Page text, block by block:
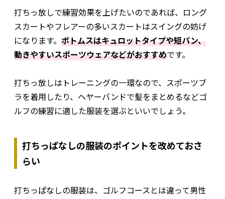
打ちっ放しで練習効果を上げたいのであれば、ロング
スカートやフレアーの多いスカートはスイングの妨げ
になります。 ボトムスはキュロットタイプや短パン、
動きやすいスポーツウェアなどがおすすめです。
打ちっ放しはトレーニングの一環なので、スポーツブ
ラを着用したり、ヘヤーバンドで髪をまとめるなどゴ
ルフの練習に適した服装を選ぶといいでしょう。
打ちっぱなしの服装のポイントを改めておさ
らい
打ちっぱなしの服装は、ゴルフコースとは違って男性